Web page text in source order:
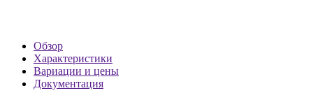
Обзор
Характеристики
Вариации и цены
Документация